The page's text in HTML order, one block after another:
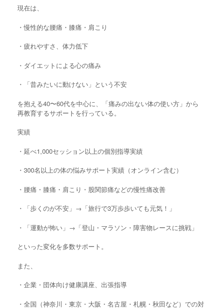
現在は、
・慢性的な腰痛・膝痛・肩こり
・疲れやすさ、体力低下
・ダイエットによる心の痛み
・「昔みたいに動けない」という不安
を抱える40〜60代を中心に、「痛みの出ない体の使い方」から
再教育するサポートを行っている。
実績
・延べ1,000セッション以上の個別指導実績
・300名以上の体の悩みサポート実績（オンライン含む）
・腰痛・膝痛・肩こり・股関節痛などの慢性痛改善
・「歩くのが不安」→「旅行で3万歩歩いても元気！」
・「運動が怖い」→「登山・マラソン・障害物レースに挑戦」
といった変化を多数サポート。
また、
・企業・団体向け健康講座、出張指導
・全国（神奈川・東京・大阪・名古屋・札幌・秋田など）での対